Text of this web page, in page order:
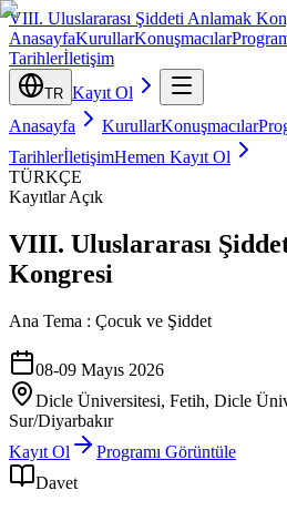
VIII. Uluslararası Şiddeti Anlamak
AnasayfaKurullarKonuşmacılar
Tarihlerİletişim
TR Kayıt Ol
Anasayfa
KurullarKonuşmacılar
TarihlerİletişimHemen Kayıt Ol
TÜRKÇE
Kayıtlar Açık
VIII. Uluslararası
Kongresi
Ana Tema : Çocuk ve Şiddet
08-09 Mayıs 2026
Dicle Üniversitesi, Fetih, Dicle
Sur/Diyarbakır
Kayıt Ol
Programı Görüntüle
Davet